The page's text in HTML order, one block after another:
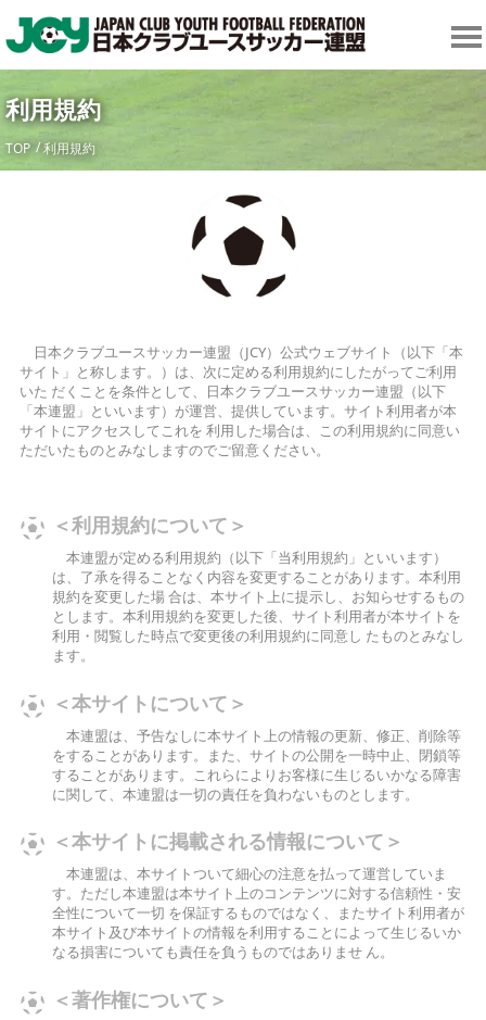
利用規約
TOP 利用規約
日本クラブユースサッカー連盟（JCY）公式ウェブサイト（以下「本
サイト」と称します。）は、次に定める利用規約にしたがってご利用
いた だくことを条件として、日本クラブユースサッカー連盟（以下
「本連盟」といいます）が運営、提供しています。サイト利用者が本
サイトにアクセスしてこれを 利用した場合は、この利用規約に同意い
ただいたものとみなしますのでご留意ください。
＜利用規約について＞
本連盟が定める利用規約（以下「当利用規約」といいます）
は、了承を得ることなく内容を変更することがあります。本利用
規約を変更した場 合は、本サイト上に提示し、お知らせするもの
とします。本利用規約を変更した後、サイト利用者が本サイトを
利用・閲覧した時点で変更後の利用規約に同意し たものとみなし
ます。
＜本サイトについて＞
本連盟は、予告なしに本サイト上の情報の更新、修正、削除等
をすることがあります。また、サイトの公開を一時中止、閉鎖等
することがあります。これらによりお客様に生じるいかなる障害
に関して、本連盟は一切の責任を負わないものとします。
＜本サイトに掲載される情報について＞
本連盟は、本サイトついて細心の注意を払って運営していま
す。ただし本連盟は本サイト上のコンテンツに対する信頼性・安
全性について一切 を保証するものではなく、またサイト利用者が
本サイト及び本サイトの情報を利用することによって生じるいか
なる損害についても責任を負うものではありませ ん。
＜著作権について＞